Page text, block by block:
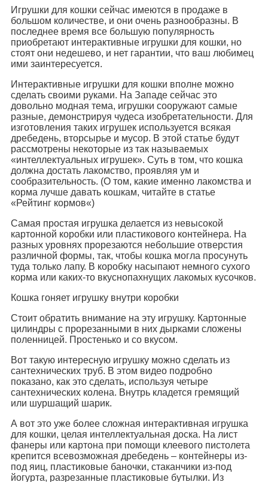
Игрушки для кошки сейчас имеются в продаже в
большом количестве, и они очень разнообразны. В
последнее время все большую популярность
приобретают интерактивные игрушки для кошки, но
стоят они недешево, и нет гарантии, что ваш любимец
ими заинтересуется.
Интерактивные игрушки для кошки вполне можно
сделать своими руками. На Западе сейчас это
довольно модная тема, игрушки сооружают самые
разные, демонстрируя чудеса изобретательности. Для
изготовления таких игрушек используется всякая
дребедень, вторсырье и мусор. В этой статье будут
рассмотрены некоторые из так называемых
«интеллектуальных игрушек». Суть в том, что кошка
должна достать лакомство, проявляя ум и
сообразительность. (О том, какие именно лакомства и
корма лучше давать кошкам, читайте в статье
«Рейтинг кормов«)
Самая простая игрушка делается из невысокой
картонной коробки или пластикового контейнера. На
разных уровнях прорезаются небольшие отверстия
различной формы, так, чтобы кошка могла просунуть
туда только лапу. В коробку насыпают немного сухого
корма или каких-то вкуснопахнущих лакомых кусочков.
Кошка гоняет игрушку внутри коробки
Стоит обратить внимание на эту игрушку. Картонные
цилиндры с прорезанными в них дырками сложены
поленницей. Простенько и со вкусом.
Вот такую интересную игрушку можно сделать из
сантехнических труб. В этом видео подробно
показано, как это сделать, используя четыре
сантехнических колена. Внутрь кладется гремящий
или шуршащий шарик.
А вот это уже более сложная интерактивная игрушка
для кошки, целая интеллектуальная доска. На лист
фанеры или картона при помощи клеевого пистолета
крепится всевозможная дребедень – контейнеры из-
под яиц, пластиковые баночки, стаканчики из-под
йогурта, разрезанные пластиковые бутылки. Из